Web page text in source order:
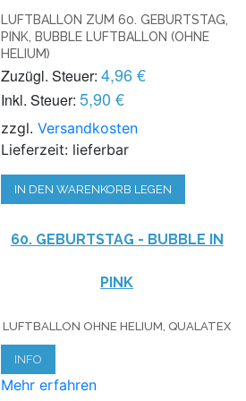
LUFTBALLON ZUM 60. GEBURTSTAG,
PINK, BUBBLE LUFTBALLON (OHNE
HELIUM)
Zuzügl. Steuer: 4,96 €
Inkl. Steuer: 5,90 €
zzgl.Versandkosten
Lieferzeit: lieferbar
IN DEN WARENKORB LEGEN
60. GEBURTSTAG - BUBBLE IN
PINK
LUFTBALLON OHNE HELIUM, QUALATEX
INFO
Mehr erfahren